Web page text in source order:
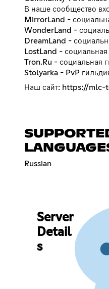
В наше сообщество
MirrorLand -
WonderLand -
DreamLand -
LostLand - социальная
Tron.Ru - социальная
Stolyarka - PvP
Наш сайт: https://mlc-
Russian
Server
Detail
s